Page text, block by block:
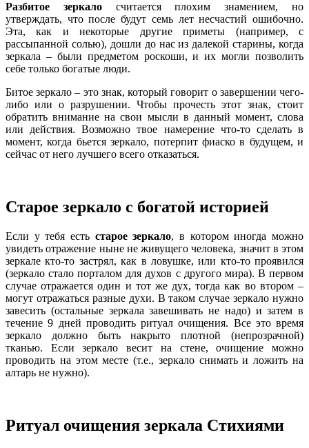
Разбитое зеркалосчитается плохим знамением, но
утверждать, что после будут семь лет несчастий ошибочно.
Эта, как и некоторые другие приметы (например, с
рассыпанной солью), дошли до нас из далекой старины, когда
зеркала – были предметом роскоши, и их могли позволить
себе только богатые люди.
Битое зеркало – это знак, который говорит о завершении чего-
либо или о разрушении. Чтобы прочесть этот знак, стоит
обратить внимание на свои мысли в данный момент, слова
или действия. Возможно твое намерение что-то сделать в
момент, когда бьется зеркало, потерпит фиаско в будущем, и
сейчас от него лучшего всего отказаться.
Старое зеркало с богатой историей
Если у тебя есть старое зеркало, в котором иногда можно
увидеть отражение ныне не живущего человека, значит в этом
зеркале кто-то застрял, как в ловушке, или кто-то проявился
(зеркало стало порталом для духов с другого мира). В первом
случае отражается один и тот же дух, тогда как во втором –
могут отражаться разные духи. В таком случае зеркало нужно
завесить (остальные зеркала завешивать не надо) и затем в
течение 9 дней проводить ритуал очищения. Все это время
зеркало должно быть накрыто плотной (непрозрачной)
тканью. Если зеркало весит на стене, очищение можно
проводить на этом месте (т.е., зеркало снимать и ложить на
алтарь не нужно).
Ритуал очищения зеркала Стихиями